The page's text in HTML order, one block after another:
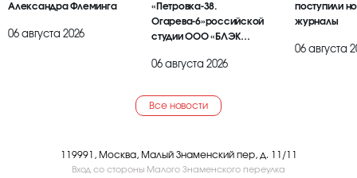
Александра Флеминга
06 августа 2026
«Петровка-38.
Огарева-6»российской
студии ООО «БЛЭК
06 августа 2026
поступили
журналы
06 августа
Все новости
119991, Москва, Малый Знаменский пер, д. 11/11
Вход со стороны Малого Знаменского переулка